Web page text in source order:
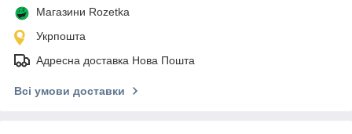
Магазини Rozetka
Укрпошта
Адресна доставка Нова Пошта
Всі умови доставки